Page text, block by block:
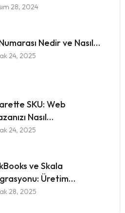
28, 2024
Nedir ve Nasıl…
24, 2025
SKU: Web
Nasıl…
24, 2025
ve Skala
Üretim…
28, 2025